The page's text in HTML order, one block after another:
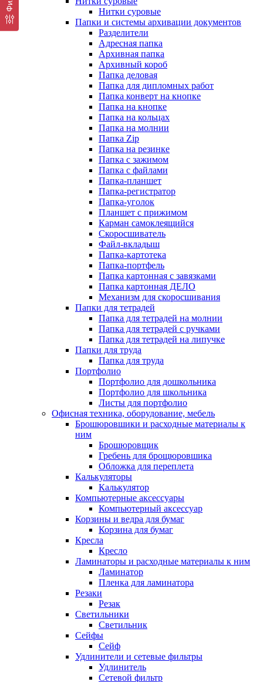
Нитки суровые
Папки и системы архивации документов
Разделители
Адресная папка
Архивная папка
Архивный короб
Папка деловая
Папка для дипломных работ
Папка конверт на кнопке
Папка на кнопке
Папка на кольцах
Папка на молнии
Папка Zip
Папка на резинке
Папка с зажимом
Папка с файлами
Папка-планшет
Папка-регистратор
Папка-уголок
Планшет с прижимом
Карман самоклеящийся
Скоросшиватель
Файл-вкладыш
Папка-картотека
Папка-портфель
Папка картонная с завязками
Папка картонная ДЕЛО
Механизм для скоросшивания
Папки для тетрадей
Папка для тетрадей на молнии
Папка для тетрадей с ручками
Папка для тетрадей на липучке
Папки для труда
Папка для труда
Портфолио
Портфолио для дошкольника
Портфолио для школьника
Листы для портфолио
Офисная техника, оборудование, мебель
Брошюровшики и расходные материалы к
ним
Брошюровщик
Гребень для брощюровшика
Обложка для переплета
Калькуляторы
Калькулятор
Компьютерные аксессуары
Компьютерный аксессуар
Корзины и ведра для бумаг
Корзина для бумаг
Кресла
Кресло
Ламинаторы и расходные материалы к ним
Ламинатор
Пленка для ламинатора
Резаки
Резак
Светильники
Светильник
Сейфы
Сейф
Удлинители и сетевые фильтры
Удлинитель
Сетевой фильтр